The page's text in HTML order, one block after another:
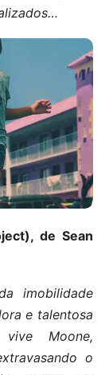
de Sean
imobilidade
e talentosa
Moone,
o